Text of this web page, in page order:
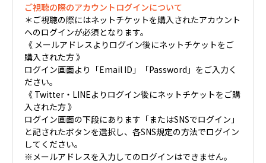
ご視聴の際のアカウントログインについて
＊ご視聴の際にはネットチケットを購入されたアカウント
へのログインが必須となります。
《 メールアドレスよりログイン後にネットチケットをご
購入された方 》
ログイン画面より「Email ID」「Password」をご入力く
ださい。
《 Twitter・LINEよりログイン後にネットチケットをご購
入された方 》
ログイン画面の下段にあります「またはSNSでログイン」
と記されたボタンを選択し、各SNS規定の方法でログイン
してください。
※メールアドレスを入力してのログインはできません。